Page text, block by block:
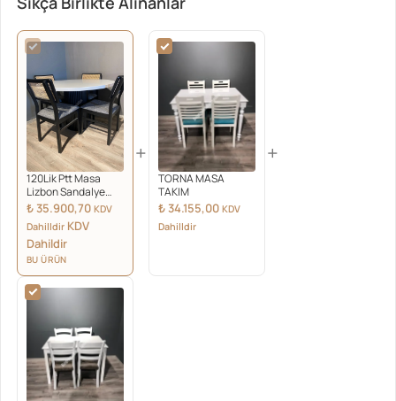
120Lik Ptt Masa
Lizbon Sandalye
Takım Beyaz
₺35.900,70 KDV
Dahilldir KDV
Dahildir
BU ÜRÜN
+
TORNA MASA
TAKIM
₺34.155,00 KDV
Dahilldir
+